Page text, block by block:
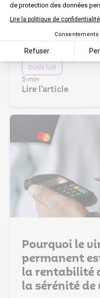
de protection des données
Lire la politique de
Refuser
Une solution
pour les
comptable
Outils fulll
5 min
Lire l'article
Pourquoi le
permanent
la rentabilité
la sérénité de